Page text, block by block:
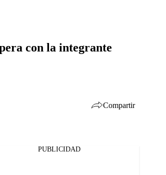
con la integrante
Compartir
PUBLICIDAD